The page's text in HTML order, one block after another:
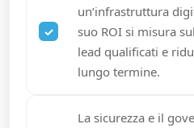
un’infrastruttura
suo ROI si misura
lead qualificati e
lungo termine.
La sicurezza e il